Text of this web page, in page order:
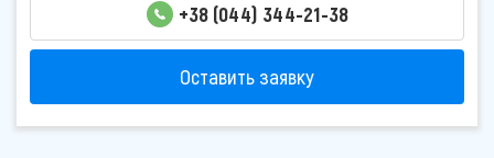
+38 (044) 344-21-38
Оставить заявку